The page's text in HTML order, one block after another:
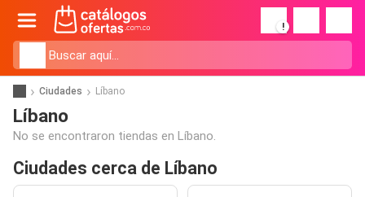
!
Ciudades Líbano
Líbano
No se encontraron tiendas en Líbano.
Ciudades cerca de Líbano